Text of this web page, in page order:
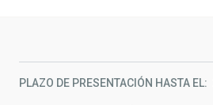
PLAZO DE PRESENTACIÓN HASTA EL